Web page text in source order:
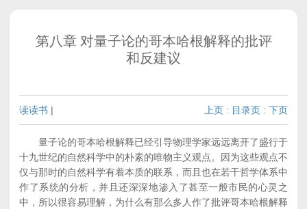
第八章 对量子论的哥本哈根解释的批评
和反建议
读读书 | 上页 : 目录页 : 下页
量子论的哥本哈根解释已经引导物理学家远远离开了盛行于
十九世纪的自然科学中的朴素的唯物主义观点。因为这些观点不
仅与那时的自然科学有着本质的联系，而且也在若干哲学体系中
作了系统的分析，并且还深深地渗入了甚至一般市民的心灵之
中，所以很容易理解，为什么有那么多人作了批评哥本哈根解释